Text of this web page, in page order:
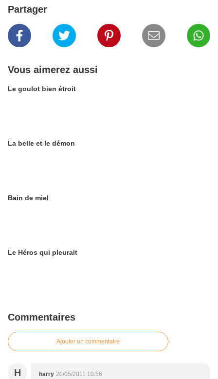
Partager
Vous aimerez aussi
Le goulot bien étroit
La belle et le démon
Bain de miel
Le Héros qui pleurait
Commentaires
Ajouter un commentaire
H harry 20/05/2011 10:56